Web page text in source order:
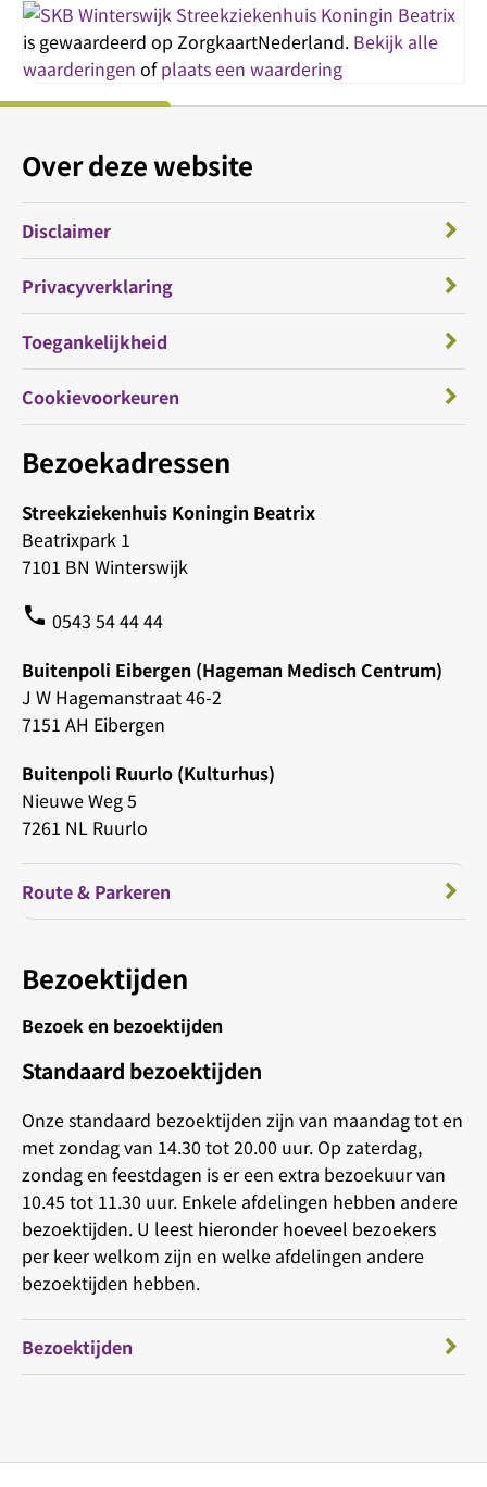
Streekziekenhuis Koningin Beatrix
is gewaardeerd op ZorgkaartNederland. Bekijk alle
waarderingen ofplaats een waardering
Bezoekadressen
Streekziekenhuis Koningin Beatrix
Beatrixpark 1
7101 BN Winterswijk
phone 0543 54 44 44
Buitenpoli Eibergen (Hageman Medisch Centrum)
J W Hagemanstraat 46-2
7151 AH Eibergen
Buitenpoli Ruurlo (Kulturhus)
Nieuwe Weg 5
7261 NL Ruurlo
Route & Parkeren
Bezoektijden
Bezoek en bezoektijden
Standaard bezoektijden
Onze standaard bezoektijden zijn van maandag tot en
met zondag van 14.30 tot 20.00 uur. Op zaterdag,
zondag en feestdagen is er een extra bezoekuur van
10.45 tot 11.30 uur. Enkele afdelingen hebben andere
bezoektijden. U leest hieronder hoeveel bezoekers
per keer welkom zijn en welke afdelingen andere
bezoektijden hebben.
Bezoektijden
Over deze website
Disclaimer
Privacyverklaring
Toegankelijkheid
Cookievoorkeuren